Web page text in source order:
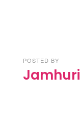
POSTED BY
Jamhuri